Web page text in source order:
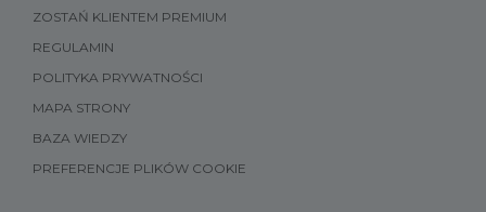
ZOSTAŃ KLIENTEM PREMIUM
REGULAMIN
POLITYKA PRYWATNOŚCI
MAPA STRONY
BAZA WIEDZY
PREFERENCJE PLIKÓW COOKIE